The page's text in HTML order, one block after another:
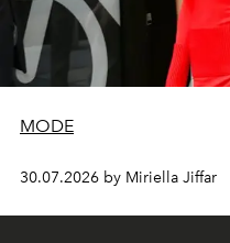
MODE
30.07.2026 by Miriella Jiffar